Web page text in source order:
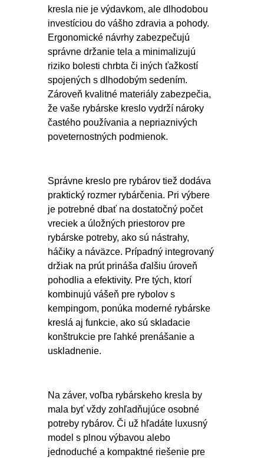
kresla nie je výdavkom, ale dlhodobou
investíciou do vášho zdravia a pohody.
Ergonomické návrhy zabezpečujú
správne držanie tela a minimalizujú
riziko bolesti chrbta či iných ťažkostí
spojených s dlhodobým sedením.
Zároveň kvalitné materiály zabezpečia,
že vaše rybárske kreslo vydrží nároky
častého používania a nepriaznivých
poveternostných podmienok.
Správne kreslo pre rybárov tiež dodáva
praktický rozmer rybárčenia. Pri výbere
je potrebné dbať na dostatočný počet
vreciek a úložných priestorov pre
rybárske potreby, ako sú nástrahy,
háčiky a náväzce. Prípadný integrovaný
držiak na prút prináša ďalšiu úroveň
pohodlia a efektivity. Pre tých, ktorí
kombinujú vášeň pre rybolov s
kempingom, ponúka moderné rybárske
kreslá aj funkcie, ako sú skladacie
konštrukcie pre ľahké prenášanie a
uskladnenie.
Na záver, voľba rybárskeho kresla by
mala byť vždy zohľadňujúce osobné
potreby rybárov. Či už hľadáte luxusný
model s plnou výbavou alebo
jednoduché a kompaktné riešenie pre